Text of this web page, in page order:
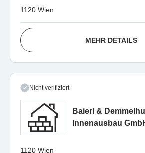
1120 Wien
MEHR DETAILS
Nicht verifiziert
Baierl &
Innenausbau
1120 Wien